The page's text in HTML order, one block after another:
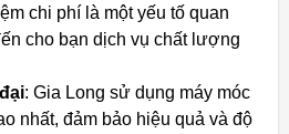
chi phí là một yếu tố quan
cho bạn dịch vụ chất lượng
: Gia Long sử dụng máy móc
nhất, đảm bảo hiệu quả và độ